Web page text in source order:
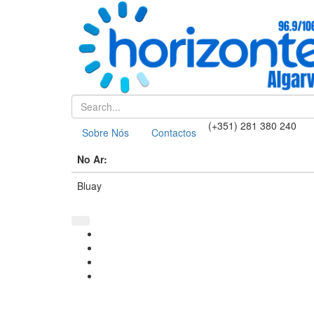
Sobre Nós Contactos (+351) 281 380 240
No Ar:
Bluay